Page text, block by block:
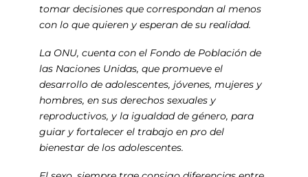
tomar decisiones que correspondan al menos
con lo que quieren y esperan de su realidad.
La ONU, cuenta con el Fondo de Población de
las Naciones Unidas, que promueve el
desarrollo de adolescentes, jóvenes, mujeres y
hombres, en sus derechos sexuales y
reproductivos, y la igualdad de género, para
guiar y fortalecer el trabajo en pro del
bienestar de los adolescentes.